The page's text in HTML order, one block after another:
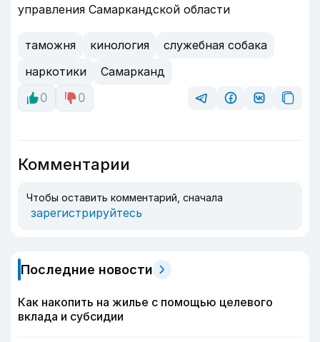
управления Самаркандской области
таможня кинология
служебная собака
наркотики
Самарканд
0
0
Комментарии
Чтобы оставить комментарий, сначала
зарегистрируйтесь
Последние новости
Как накопить на жилье с помощью целевого
вклада и субсидии